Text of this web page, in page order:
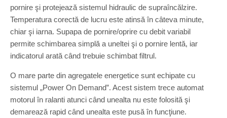
pornire şi protejează sistemul hidraulic de supraîncălzire.
Temperatura corectă de lucru este atinsă în câteva minute,
chiar şi iarna. Supapa de pornire/oprire cu debit variabil
permite schimbarea simplă a uneltei şi o pornire lentă, iar
indicatorul arată când trebuie schimbat filtrul.
O mare parte din agregatele energetice sunt echipate cu
sistemul „Power On Demand”. Acest sistem trece automat
motorul în ralanti atunci când unealta nu este folosită şi
demarează rapid când unealta este pusă în funcţiune.